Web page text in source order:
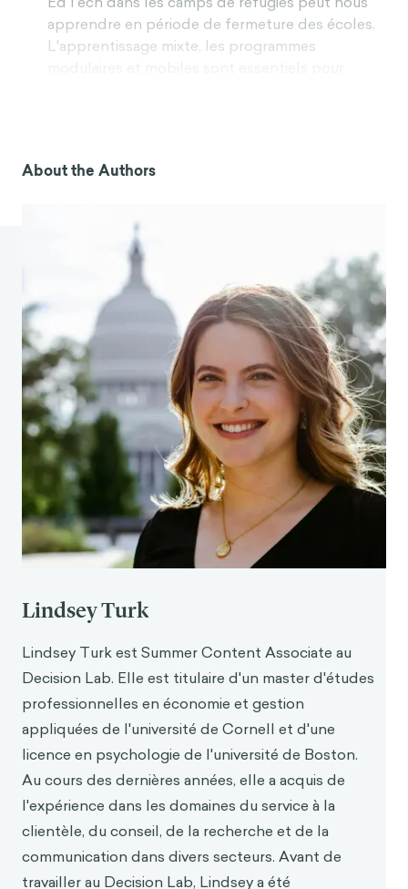
apprendre en période de fermeture des écoles.
L'apprentissage mixte, les programmes
Global EdTech Market Outlook & Forecast
atteindre 605,
février). GlobeNewswire News Room.
https://www.globenewswire.com/news-
release/2022/02/01/2376551/28124/en/Global-
EdTech-Market-Outlook-Forecast-Report-
2022-Market-Size-was-Valued-at-254-80-
Billion-in-2021-and-is-Expected-to-Reach-605-
40-Billion-by-2027.html
Morrison, N. (2021, 31 décembre).Five Ed Tech
Trends To Look Out For In 2022(Cinq tendances
de la technologie de l'éducation à surveiller en
2022). Forbes.
https://www.forbes.com/sit
es/nickmorrison/2021
/12/31/five-ed-tech-trends-to-look-out-for-in-
2022/
Bouygues, H. L. (2019, 14 juin).Les technologies
Forbes.
s/2019/06/14/does-educational-technology-
help-students-learn/
Herold, B. (2015, 10 juin). Why Ed Tech Is Not
Transforming How Teachers Teach (Pourquoi les
technologies de l'éducation ne transforment pas
la façon dont les enseignants enseignent).
Educ
ation Week.
tech-is-not-transforming-how-teachers-
teach/2015/06
About the Authors
Lindsey Turk
Lindsey Turk est Summer Content Associate au
Decision Lab. Elle est titulaire d'un master d'études
professionnelles en économie et gestion
appliquées de l'université de Cornell et d'une
licence en psychologie de l'université de Boston.
Au cours des dernières années, elle a acquis de
l'expérience dans les domaines du service à la
clientèle, du conseil, de la recherche et de la
communication dans divers secteurs. Avant de
travailler au Decision Lab, Lindsey a été